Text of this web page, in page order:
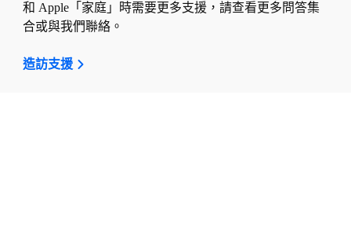
和 Apple「家庭」時需要更多支援，請查看更多問答集
合或與我們聯絡。
造訪支援